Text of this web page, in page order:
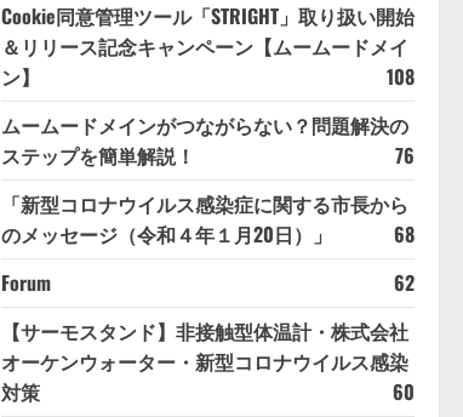
Cookie同意管理ツール「STRIGHT」取り扱い開始
＆リリース記念キャンペーン【ムームードメイ
ン】
108
ムームードメインがつながらない？問題解決の
ステップを簡単解説！
76
「新型コロナウイルス感染症に関する市長から
のメッセージ（令和４年１月20日）」
68
Forum
62
【サーモスタンド】非接触型体温計・株式会社
オーケンウォーター・新型コロナウイルス感染
対策
60